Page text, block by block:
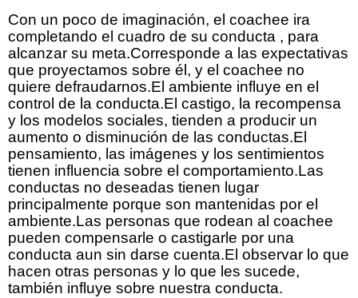
Con un poco de imaginación, el coachee ira
completando el cuadro de su conducta , para
alcanzar su meta.Corresponde a las expectativas
que proyectamos sobre él, y el coachee no
quiere defraudarnos.El ambiente influye en el
control de la conducta.El castigo, la recompensa
y los modelos sociales, tienden a producir un
aumento o disminución de las conductas.El
pensamiento, las imágenes y los sentimientos
tienen influencia sobre el comportamiento.Las
conductas no deseadas tienen lugar
principalmente porque son mantenidas por el
ambiente.Las personas que rodean al coachee
pueden compensarle o castigarle por una
conducta aun sin darse cuenta.El observar lo que
hacen otras personas y lo que les sucede,
también influye sobre nuestra conducta.